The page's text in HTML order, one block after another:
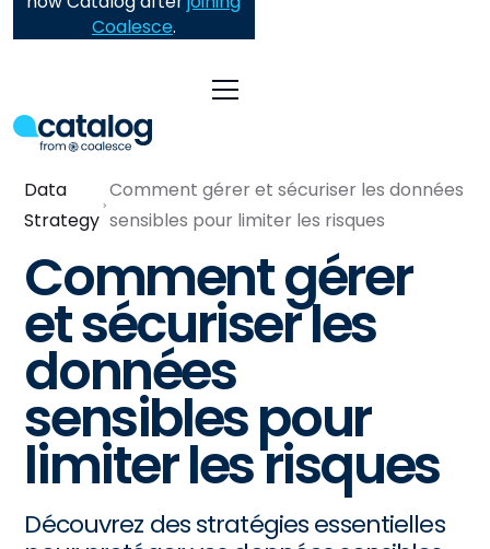
Coalesce.
Data
Strategy
Comment gérer et sécuriser les données
sensibles pour limiter les risques
Comment gérer
et sécuriser les
données
sensibles pour
limiter les risques
Découvrez des stratégies essentielles